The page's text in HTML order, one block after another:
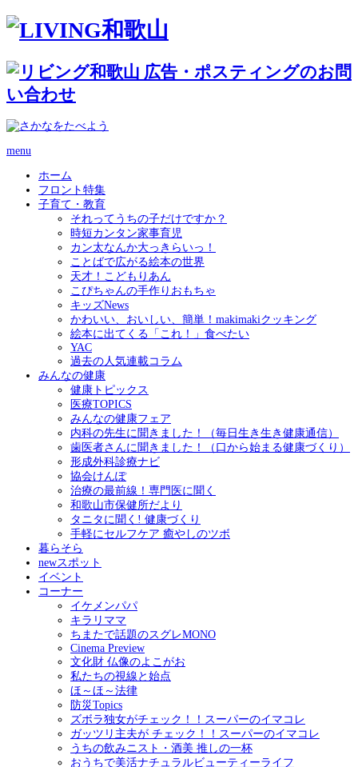
menu
ホーム
フロント特集
子育て・教育
それってうちの子だけですか？
時短カンタン家事育児
カン太なんか大っきらいっ！
ことばで広がる絵本の世界
天才！こどもりあん
こぴちゃんの手作りおもちゃ
キッズNews
かわいい、おいしい、簡単！makimakiクッキング
絵本に出てくる「これ！」食べたい
YAC
過去の人気連載コラム
みんなの健康
健康トピックス
医療TOPICS
みんなの健康フェア
内科の先生に聞きました！（毎日生き生き健康通信）
歯医者さんに聞きました！（口から始まる健康づくり）
形成外科診療ナビ
協会けんぽ
治療の最前線！専門医に聞く
和歌山市保健所だより
タニタに聞く! 健康づくり
手軽にセルフケア 癒やしのツボ
暮らそら
newスポット
イベント
コーナー
イケメンパパ
キラリママ
ちまたで話題のスグレMONO
Cinema Preview
文化財 仏像のよこがお
私たちの視線と始点
ほ～ほ～法律
防災Topics
ズボラ独女がチェック！！スーパーのイマコレ
ガッツリ主夫が チェック！！スーパーのイマコレ
うちの飲みニスト・酒美 推しの一杯
おうちで美活ナチュラルビューティーライフ